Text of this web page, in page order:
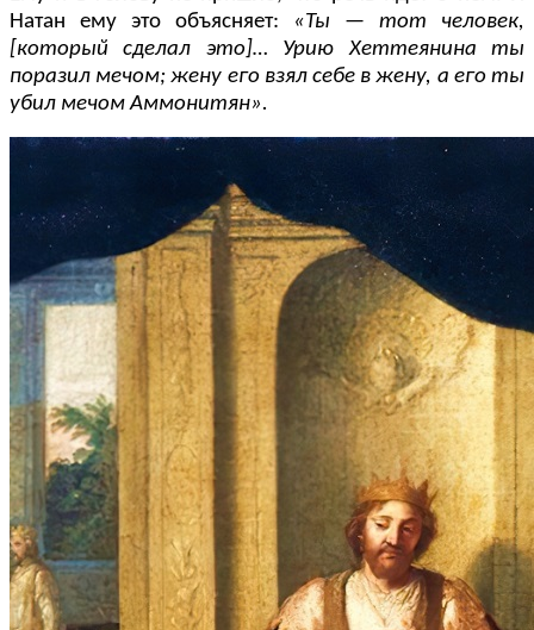
Натан ему это объясняет:
«Ты
— тот человек,
[который сделал это]…
Урию Хеттеянина ты
поразил мечом; жену его взял себе в жену, а его ты
убил мечом Аммонитян».